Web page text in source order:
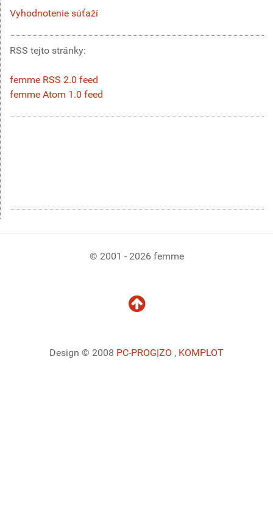
Vyhodnotenie súťaží
RSS tejto stránky:
femme RSS 2.0 feed
femme Atom 1.0 feed
© 2001 - 2026 femme
Design © 2008 PC-PROG|ZO , KOMPLOT